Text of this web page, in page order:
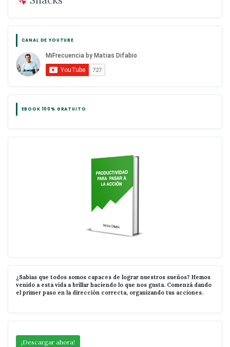
CANAL DE YOUTUBE
EBOOK 100% GRATUITO
¿Sabías que todos somos capaces de lograr nuestros sueños? Hemos
venido a esta vida a brillar haciendo lo que nos gusta. Comenzá dando
el primer paso en la dirección correcta, organizando tus acciones.
¡Descargar ahora!